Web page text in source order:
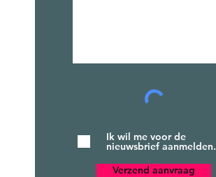
Ik wil me voor de
nieuwsbrief aanmelden.
Verzend aanvraag